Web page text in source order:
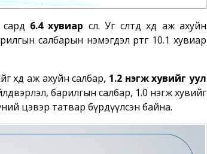
6.4 хувиар өслөө. Уг өсөлтөд хөдөө аж ахуйн
салбарын нэмэгдэл өртөг 10.1 хувиар
хөдөө аж ахуйн салбар, 1.2 нэгж хувийг уул
барилгын салбар, 1.0 нэгж хувийг
цэвэр татвар бүрдүүлсэн байна.